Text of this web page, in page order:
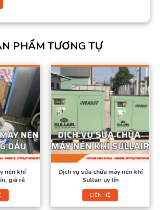
PHẨM TƯƠNG TỰ
nén khí
giá rẻ
Dịch vụ sửa chữa máy nén khí
Sullair uy tín
LIÊN HỆ